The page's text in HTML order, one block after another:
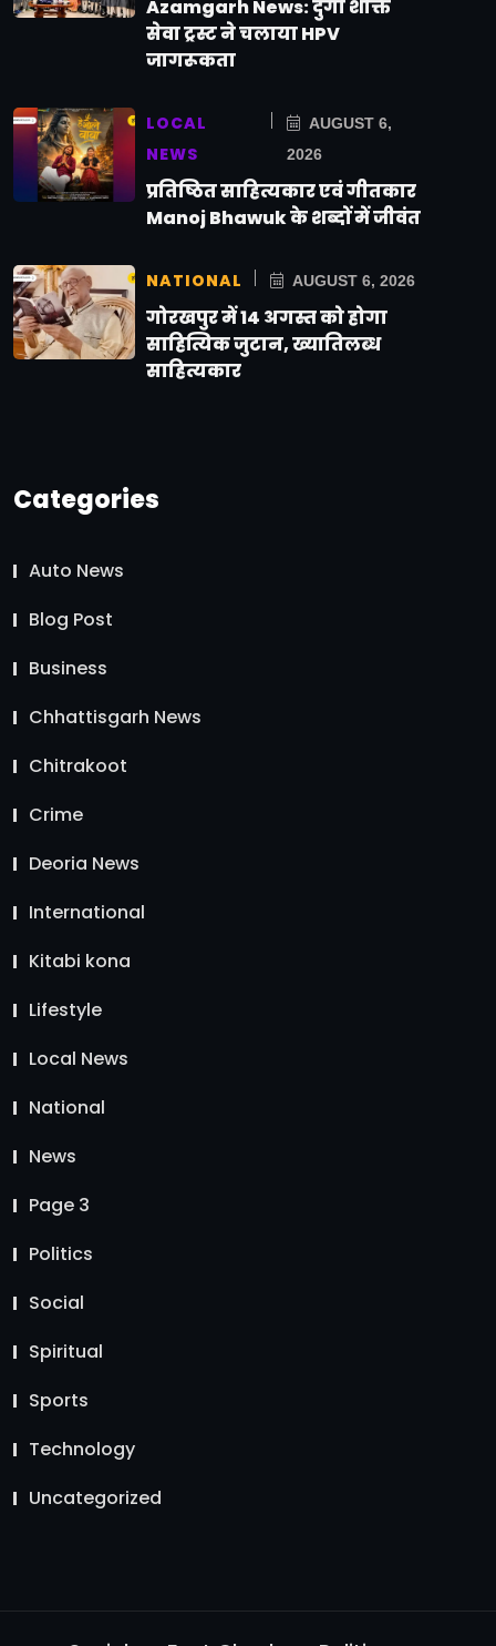
Azamgarh News: दुर्गा शक्ति
सेवा ट्रस्ट ने चलाया HPV
जागरूकता
LOCAL
NEWS
AUGUST 6,
2026
प्रतिष्ठित साहित्यकार एवं गीतकार
Manoj Bhawuk के शब्दों में जीवंत
NATIONAL AUGUST 6, 2026
गोरखपुर में 14 अगस्त को होगा
साहित्यिक जुटान, ख्यातिलब्ध
साहित्यकार
Categories
Auto News
Blog Post
Business
Chhattisgarh News
Chitrakoot
Crime
Deoria News
International
Kitabi kona
Lifestyle
Local News
National
News
Page 3
Politics
Social
Spiritual
Sports
Technology
Uncategorized